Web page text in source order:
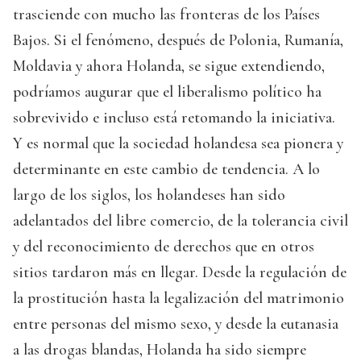
trasciende con mucho las fronteras de los Países
Bajos. Si el fenómeno, después de Polonia, Rumanía,
Moldavia y ahora Holanda, se sigue extendiendo,
podríamos augurar que el liberalismo político ha
sobrevivido e incluso está retomando la iniciativa.
Y es normal que la sociedad holandesa sea pionera y
determinante en este cambio de tendencia. A lo
largo de los siglos, los holandeses han sido
adelantados del libre comercio, de la tolerancia civil
y del reconocimiento de derechos que en otros
sitios tardaron más en llegar. Desde la regulación de
la prostitución hasta la legalización del matrimonio
entre personas del mismo sexo, y desde la eutanasia
a las drogas blandas, Holanda ha sido siempre